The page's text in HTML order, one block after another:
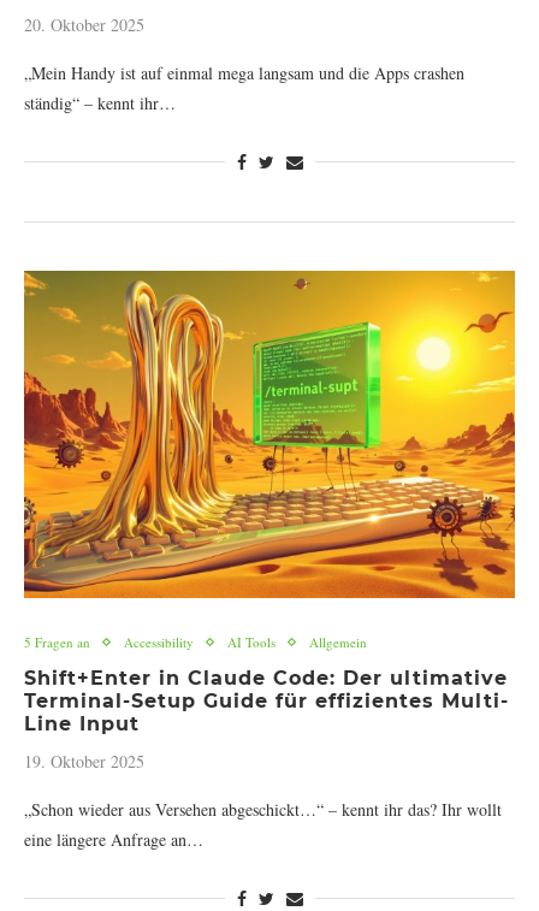
20. Oktober 2025
„Mein Handy ist auf einmal mega langsam und die Apps crashen
ständig“ – kennt ihr…
5 Fragen an Accessibility AI Tools Allgemein
Shift+Enter in Claude Code: Der ultimative
Terminal-Setup Guide für effizientes Multi-
Line Input
19. Oktober 2025
„Schon wieder aus Versehen abgeschickt…“ – kennt ihr das? Ihr wollt
eine längere Anfrage an…